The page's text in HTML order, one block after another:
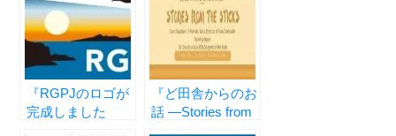
『RGPJのロゴが
完成しました
『ど田舎からのお
話 ―Stories from